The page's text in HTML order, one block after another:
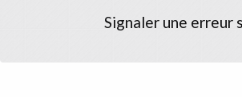
Signaler une erreur